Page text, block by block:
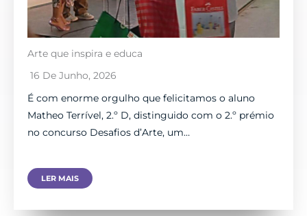
Arte que inspira e educa
16 De Junho, 2026
É com enorme orgulho que felicitamos o aluno
Matheo Terrível, 2.º D, distinguido com o 2.º prémio
no concurso Desafios d’Arte, um…
LER MAIS